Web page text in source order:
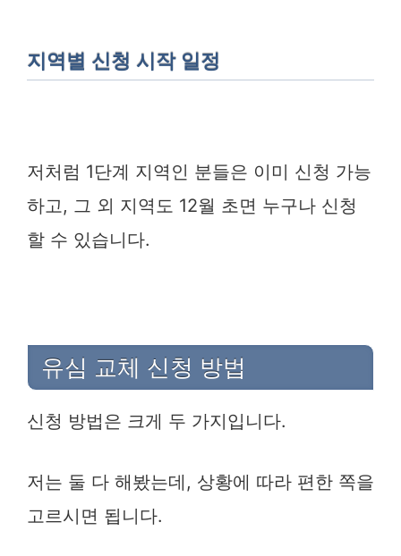
지역별 신청 시작 일정
저처럼 1단계 지역인 분들은 이미 신청 가능
하고, 그 외 지역도 12월 초면 누구나 신청
할 수 있습니다.
유심 교체 신청 방법
신청 방법은 크게 두 가지입니다.
저는 둘 다 해봤는데, 상황에 따라 편한 쪽을
고르시면 됩니다.